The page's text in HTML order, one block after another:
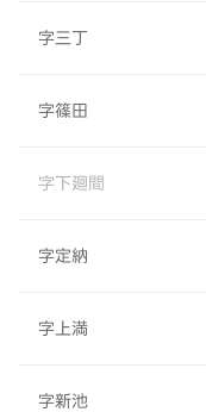
字三丁
字篠田
字下廻間
字定納
字上満
字新池